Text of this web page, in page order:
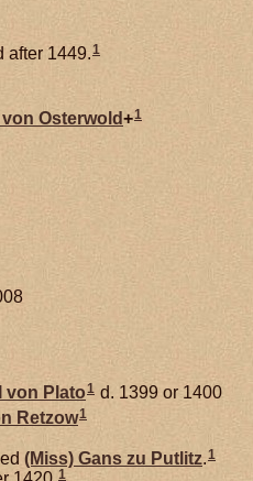
after 1449.1
von Osterwold+1
von Plato1 d. 1399 or 1400
Retzow1
(Miss) Gans zu Putlitz.1
1